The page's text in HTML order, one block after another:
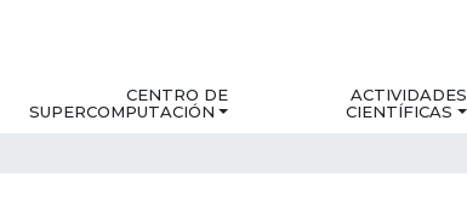
CENTRO DE
SUPERCOMPUTACIÓN
ACTIVIDADES
CIENTÍFICAS